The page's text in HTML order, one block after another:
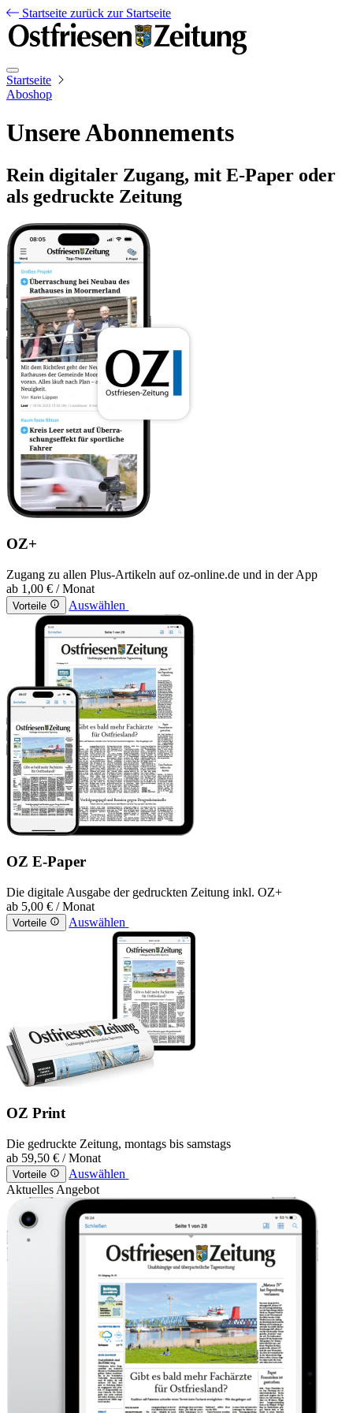
Startseite zurück zur Startseite
Startseite
Aboshop
Unsere Abonnements
Rein digitaler Zugang, mit E-Paper oder
als gedruckte Zeitung
OZ+
Zugang zu allen Plus-Artikeln auf oz-online.de und in der App
ab 1,00 € / Monat
Vorteile Auswählen
OZ E-Paper
Die digitale Ausgabe der gedruckten Zeitung inkl. OZ+
ab 5,00 € / Monat
Vorteile Auswählen
OZ Print
Die gedruckte Zeitung, montags bis samstags
ab 59,50 € / Monat
Vorteile
Auswählen
Aktuelles Angebot